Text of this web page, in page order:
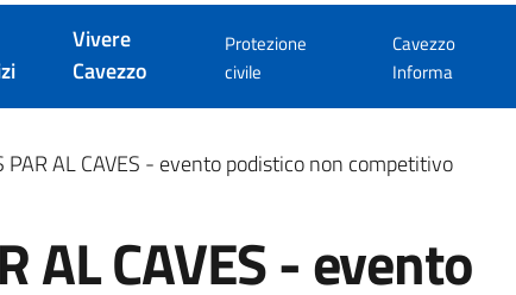
Vivere
Cavezzo
Protezione
civile
Cavezzo
Informa
PAR AL CAVES - evento podistico non competitivo
AL CAVES - evento